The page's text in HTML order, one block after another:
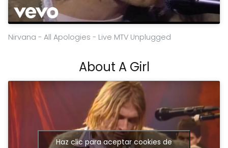
Nirvana - All Apologies - Live MTV Unplugged
About A Girl
Haz clic para aceptar cookies de